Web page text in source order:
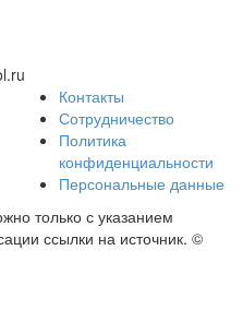
Контакты
Сотрудничество
Политика
конфиденциальности
Персональные данные
только с указанием
ссылки на источник. ©